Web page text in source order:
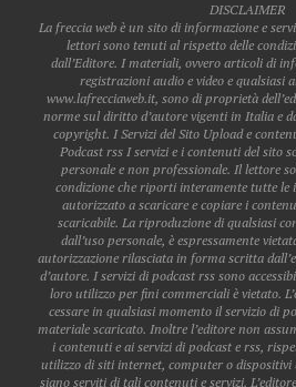
DISCLAIMER
La freccia web è un sito di informazione e
lettori sono tenuti al rispetto delle
dall’Editore. I materiali, ovvero articoli di
registrazioni audio e video e qualsiasi
www.lafrecciaweb.it, sono di proprietà
norme sul diritto d’autore vigenti in Italia e
copyright. I Servizi del Sito Upload e
Podcast rss I servizi e i contenuti del sito
personale e non professionale. Il lettore
condizione che riporti interamente tutte le
autorizzato a scaricare e copiare i
scaricabile. La riproduzione di qualsiasi
dall’uso personale, è espressamente
autorizzazione rilasciata in forma scritta
d’autore. I servizi di podcast rss sono
loro utilizzo per fini commerciali è vietato.
cessare in qualsiasi momento il servizio di
materiale scaricato. Inoltre l’editore non
i contenuti e ai servizi di podcast e rss,
utilizzo di siti internet, computer o
siano serviti di tali contenuti e servizi.